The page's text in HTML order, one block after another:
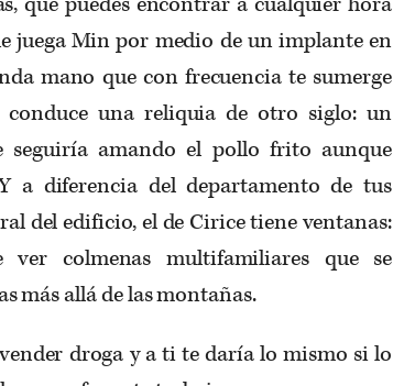
juega Min por medio de un implante en
mano que con frecuencia te sumerge
conduce una reliquia de otro siglo: un
seguiría amando el pollo frito aunque
a diferencia del departamento de tus
del edificio, el de Cirice tiene ventanas:
ver colmenas multifamiliares que se
más allá de las montañas.
droga y a ti te daría lo mismo si lo